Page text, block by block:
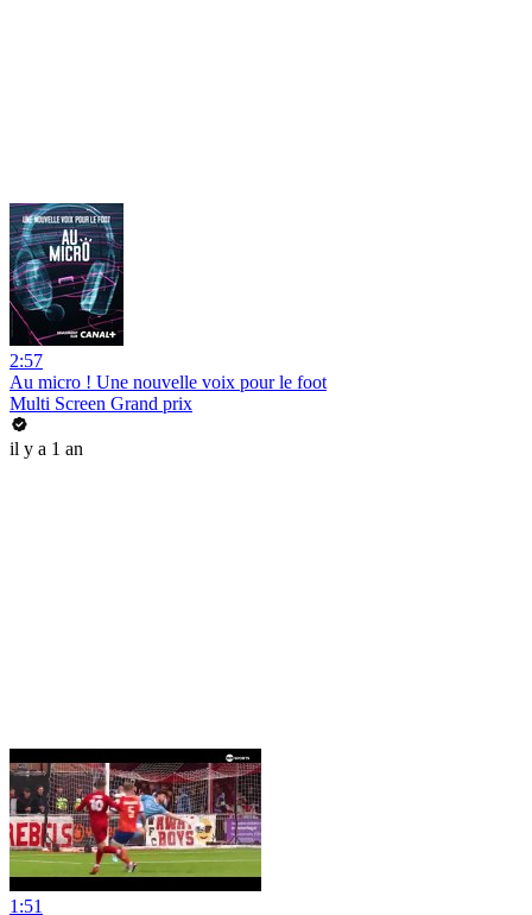
2:57
Au micro ! Une nouvelle voix pour le foot
Multi Screen Grand prix
il y a 1 an
1:51